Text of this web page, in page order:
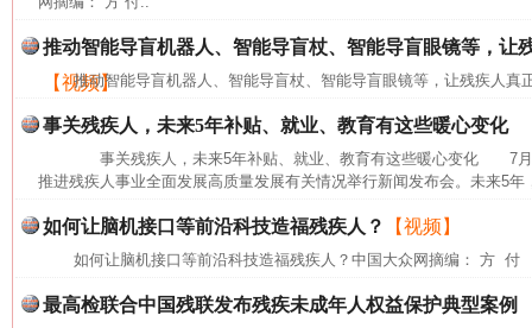
推动智能导盲机器人、智能导盲杖、智能导盲眼镜等，让
【视频】
推动智能导盲机器人、智能导盲杖、智能导盲眼镜等，让残疾人真
事关残疾人，未来5年补贴、就业、教育有这些暖心变化
事关残疾人，未来5年补贴、就业、教育有这些暖心变化 7月
推进残疾人事业全面发展高质量发展有关情况举行新闻发布会。未来5年
如何让脑机接口等前沿科技造福残疾人？ 【视频】
如何让脑机接口等前沿科技造福残疾人？中国大众网摘编： 方 付
最高检联合中国残联发布残疾未成年人权益保护典型案例